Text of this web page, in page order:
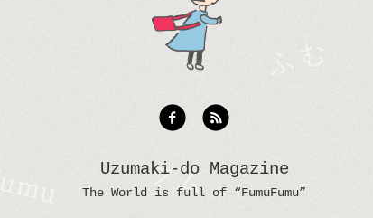
Uzumaki-do Magazine
The World is full of “FumuFumu”